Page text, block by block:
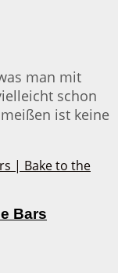
man mit
schon
ist keine
Bars